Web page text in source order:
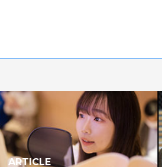
ARTICLE